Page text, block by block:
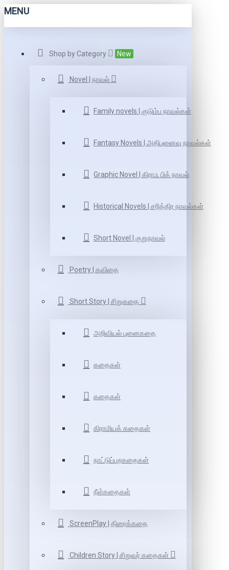
MENU
Shop by Category New
Novel | நாவல்
Family novels | குடும்ப நாவல்கள்
Fantasy Novels | அதிபுனைவு நாவல்கள்
Graphic Novel | கிராஃ பிக் நாவல்
Historical Novels | சரித்திர நாவல்கள்
Short Novel | குறுநாவல்
Poetry | கவிதை
Short Story | சிறுகதை
அறிவியல் புனைகதை
கதைகள்
கதைகள்
கிராமியக் கதைகள்
நாட்டுப்புறகதைகள்
நீள்கதைகள்
ScreenPlay | திரைக்கதை
Children Story | சிறுவர் கதைகள்